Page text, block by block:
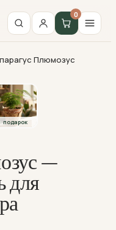
0
Плюмозус
подарок
—
для